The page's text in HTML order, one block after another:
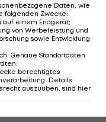
Am Stammtisch
Christopher Knett
Stammtisch
Daten, wie
folgenden Zwecke:
auf einem Endgerät;
von Werbeleistung und
sowie Entwicklung
: Genaue Standortdaten
berechtigtes
Details
auszuüben, sind hier